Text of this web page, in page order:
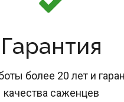
Гарантия
более 20 лет и
качества саженцев